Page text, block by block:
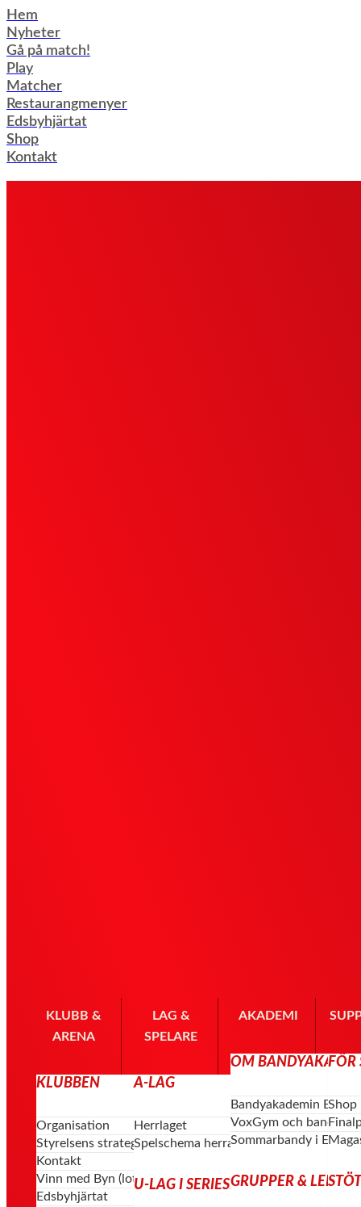
Hoppa
till
innehåll
Hem
Nyheter
Gå på match!
Play
Matcher
Restaurangmenyer
Edsbyhjärtat
Shop
Kontakt
KLUBB &
ARENA
KLUBBEN
Organisation
Styrelsens strategi & vision
Kontakt
Vinn med Byn (lotterier)
Edsbyhjärtat
LAG &
SPELARE
A-LAG
Herrlaget
Spelschema herrar
U-LAG I SERIESPEL
AKADEMI
OM
Bandyakademin
VoxGym och
Sommarbandy i
GRUPPER &
FÖR
Shop